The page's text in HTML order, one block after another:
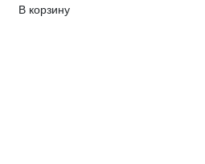
В корзину